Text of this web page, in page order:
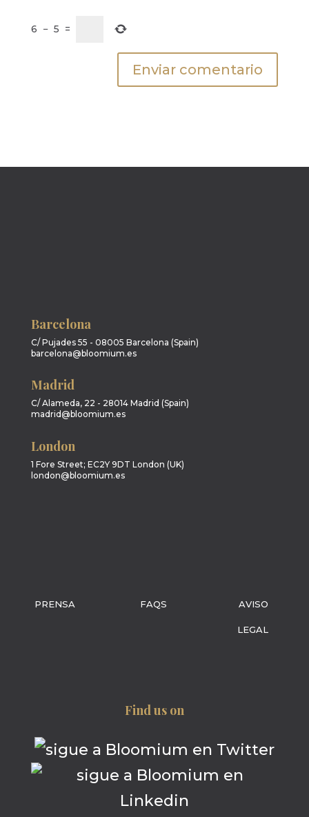
6 − 5 =
Barcelona
C/ Pujades 55 - 08005 Barcelona (Spain)
barcelona@bloomium.es
Madrid
C/ Alameda, 22 - 28014 Madrid (Spain)
madrid@bloomium.es
London
1 Fore Street; EC2Y 9DT London (UK)
london@bloomium.es
PRENSA FAQS AVISO
LEGAL
Find us on